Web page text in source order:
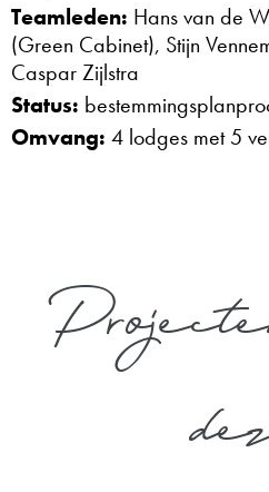
Teamleden: Hans van de
(Green Cabinet), Stijn
Caspar Zijlstra
Status:
Omvang: 4 lodges met 5